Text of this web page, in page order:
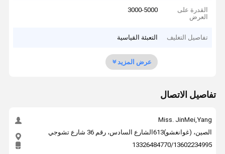
القدرة على
العرض
3000-5000
تفاصيل التغليف التعبئة القياسية
عرض المزيد
تفاصيل الاتصال
Miss. JinMei,Yang
الصين، (غوانغشو)613الشارع السادس، رقم 36 شارع تشوجي
13326484770/13602234995